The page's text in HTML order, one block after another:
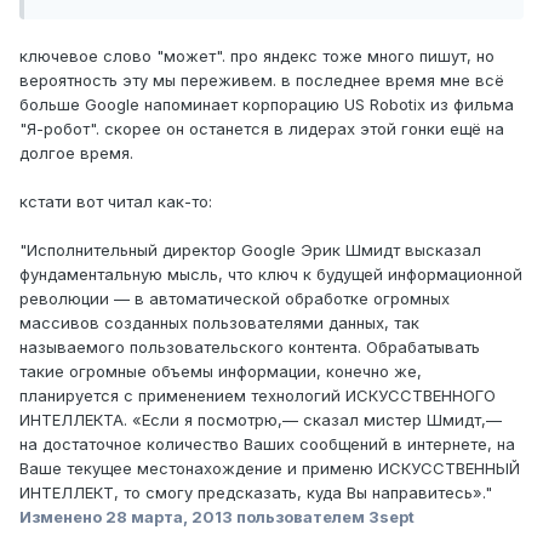
ключевое слово "может". про яндекс тоже много пишут, но
вероятность эту мы переживем. в последнее время мне всё
больше Google напоминает корпорацию US Robotix из фильма
"Я-робот". скорее он останется в лидерах этой гонки ещё на
долгое время.
кстати вот читал как-то:
"Исполнительный директор Google Эрик Шмидт высказал
фундаментальную мысль, что ключ к будущей информационной
революции — в автоматической обработке огромных
массивов созданных пользователями данных, так
называемого пользовательского контента. Обрабатывать
такие огромные объемы информации, конечно же,
планируется с применением технологий ИСКУССТВЕННОГО
ИНТЕЛЛЕКТА. «Если я посмотрю,— сказал мистер Шмидт,—
на достаточное количество Ваших сообщений в интернете, на
Ваше текущее местонахождение и применю ИСКУССТВЕННЫЙ
ИНТЕЛЛЕКТ, то смогу предсказать, куда Вы направитесь»."
Изменено 28 марта, 2013 пользователем 3sept